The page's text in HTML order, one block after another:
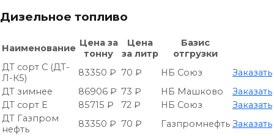
Дизельное топливо
Наименование Цена за
тонну
Цена
за литр
Базис
отгрузки
ДТ сорт С (ДТ-
Л-К5)
83350 ₽ 70 ₽ НБ Союз
Заказать
ДТ зимнее
86906 ₽ 73 ₽ НБ Машково
Заказать
ДТ сорт Е
85715 ₽ 72 ₽ НБ Союз
Заказать
ДТ Газпром
нефть
83350 ₽ 70 ₽ Газпромнефть Заказать